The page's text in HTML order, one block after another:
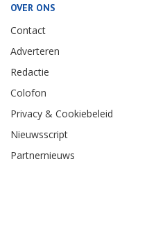
OVER ONS
Contact
Adverteren
Redactie
Colofon
Privacy & Cookiebeleid
Nieuwsscript
Partnernieuws